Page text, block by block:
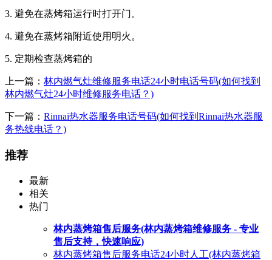
3. 避免在蒸烤箱运行时打开门。
4. 避免在蒸烤箱附近使用明火。
5. 定期检查蒸烤箱的
上一篇： 林内燃气灶维修服务电话24小时电话号码(如何找到
林内燃气灶24小时维修服务电话？)
下一篇： Rinnai热水器服务电话号码(如何找到Rinnai热水器服
务热线电话？)
推荐
最新
相关
热门
林内蒸烤箱售后服务(林内蒸烤箱维修服务 - 专业
售后支持，快速响应)
林内蒸烤箱售后服务电话24小时人工(林内蒸烤箱